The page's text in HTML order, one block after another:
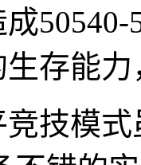
存能
技模